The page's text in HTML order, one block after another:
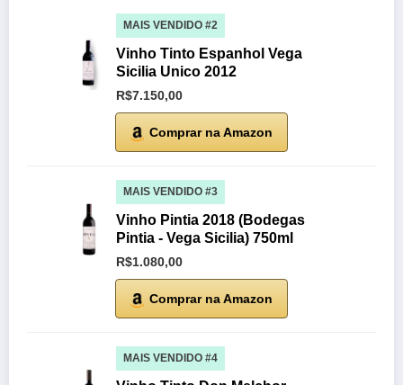
MAIS VENDIDO #2
Vinho Tinto Espanhol Vega
Sicilia Unico 2012
R$7.150,00
Comprar na Amazon
MAIS VENDIDO #3
Vinho Pintia 2018 (Bodegas
Pintia - Vega Sicilia) 750ml
R$1.080,00
Comprar na Amazon
MAIS VENDIDO #4